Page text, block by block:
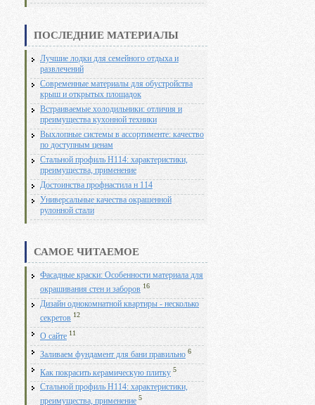
ПОСЛЕДНИЕ МАТЕРИАЛЫ
Лучшие лодки для семейного отдыха и
развлечений
Современные материалы для обустройства
крыш и открытых площадок
Встраиваемые холодильники: отличия и
преимущества кухонной техники
Выхлопные системы в ассортименте: качество
по доступным ценам
Стальной профиль Н114: характеристики,
преимущества, применение
Достоинства профнастила н 114
Универсальные качества окрашенной
рулонной стали
САМОЕ ЧИТАЕМОЕ
Фасадные краски: Особенности материала для
окрашивания стен и заборов 16
Дизайн однокомнатной квартиры - несколько
секретов 12
О сайте 11
Заливаем фундамент для бани правильно 6
Как покрасить керамическую плитку 5
Стальной профиль Н114: характеристики,
преимущества, применение 5